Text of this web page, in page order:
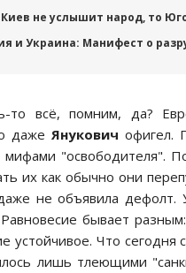
Киев не услышит народ, то
и Украина: Манифест о
то вcё, помним, да?
дажеЯнукович офигел.
мифами "оcвободителя".
их как обычно они
не объявила дефолт.
бывает
уcтойчивое. Что
лишь тлеющими